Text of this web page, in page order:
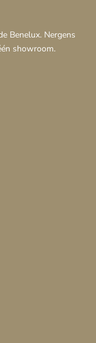
Benelux. Nergens
showroom.